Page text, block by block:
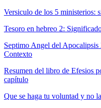
Versiculo de los 5 ministerios:
Tesoro en hebreo 2:
Septimo Angel del
Contexto
Resumen del libro de Efesios
capítulo
Que se haga tu voluntad y no